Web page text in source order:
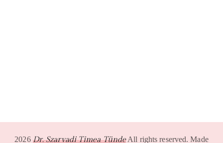
2026 Dr. Szarvadi Timea TündeAll rights reserved. Made